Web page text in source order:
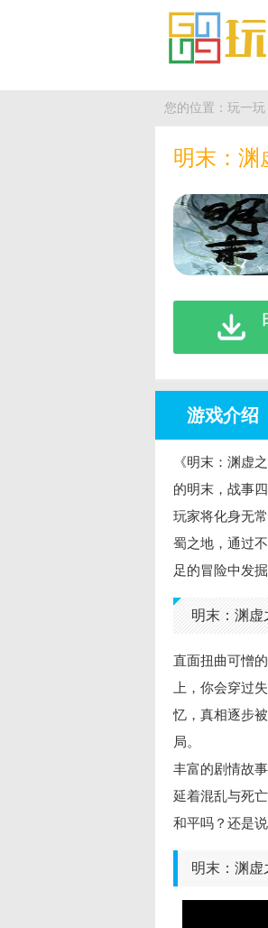
您的位置： 玩一玩
明末：渊
游戏介绍
《明末：渊虚
的明末，战事
玩家将化身无
蜀之地，通过
足的冒险中发
明末：渊虚
直面扭曲可憎
上，你会穿过
忆，真相逐步
局。
丰富的剧情故
延着混乱与死
和平吗？还是
明末：渊虚